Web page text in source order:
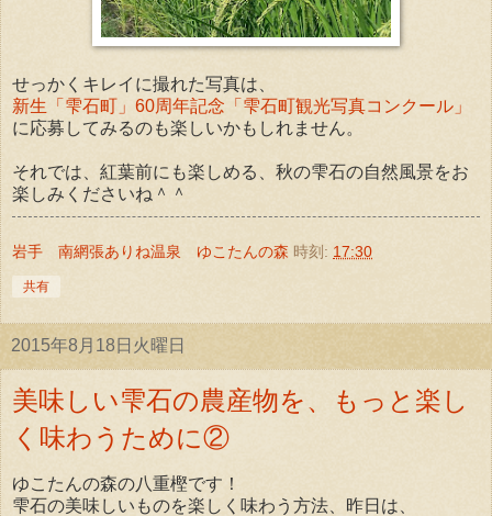
せっかくキレイに撮れた写真は、
新生「雫石町」60周年記念「雫石町観光写真コンクール」
に応募してみるのも楽しいかもしれません。
それでは、紅葉前にも楽しめる、秋の雫石の自然風景をお
楽しみくださいね＾＾
岩手 南網張ありね温泉 ゆこたんの森 時刻: 17:30
共有
2015年8月18日火曜日
美味しい雫石の農産物を、もっと楽し
く味わうために②
ゆこたんの森の八重樫です！
雫石の美味しいものを楽しく味わう方法、昨日は、